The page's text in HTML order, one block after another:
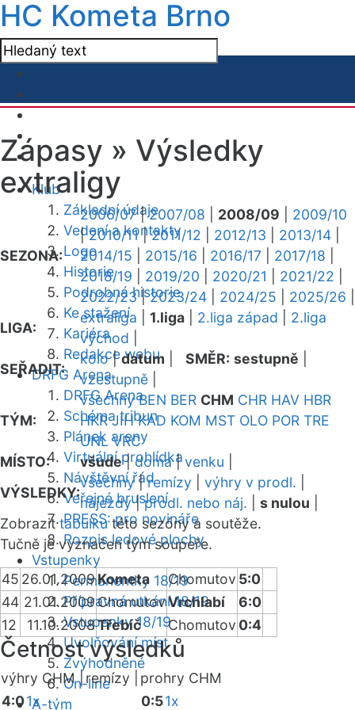
HC Kometa Brno
Klub
Základní údaje
Vedení a kontakty
Logo
Historie
Podrobná historie
Ke stažení
Kariéra
Redakce webu
DRFG Arena
DRFG Arena
Schéma tribun
Plánek areny
Virtuální prohlídka
Návštěvní řád
Veřejné bruslení
PRESS: pro novináře
Rozpis ledové plochy
Vstupenky
Permanentky 18/19
Přípravná utkání 18/19
Vstupenky 18/19
Uvolňování míst
Zvýhodněné
On-line
A-tým
Zápasy » Výsledky
extraligy
SEZONA:
2006/07|2007/08 2008/09
2009/10
|2010/11|2011/12 2012/13 2013/14
2014/15
2015/16 2016/17 2017/18
2018/19
2019/20 2020/21 2021/22
2022/23|2023/24 2024/25 2025/26
LIGA:
extraliga 1.liga 2.liga západ
2.liga
východ
SEŘADIT:
kolo|datum SMĚR: sestupně
vzestupně
TÝM:
všechny BEN BER CHM CHR HAV HBR
HKR JIH KAD KOM MST OLO POR TRE
UNL VRC
MÍSTO:
všude|doma|venku
VÝSLEDKY:
všechny|remízy výhry v prodl.
nájezdy|prodl. nebo náj. s nulou
Zobrazittabulkutéto sezóny a soutěže.
Tučně je vyznačen tým soupeře.
45 26.01.2009Kometa Chomutov 5:0
44 21.01.2009ChomutovVrchlabí
6:0
12
11.10.2008Třebíč Chomutov 0:4
Četnost výsledků
výhry CHM | remízy |
prohry CHM
4:01x
0:51x